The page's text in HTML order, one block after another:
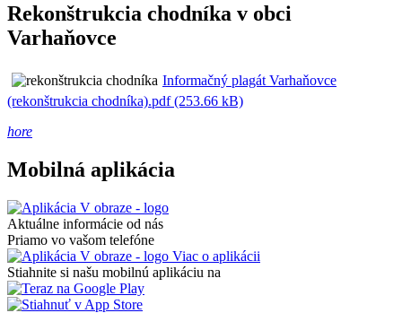
Rekonštrukcia chodníka v obci
Varhaňovce
Informačný plagát Varhaňovce
(rekonštrukcia chodníka).pdf (253.66 kB)
hore
Mobilná aplikácia
Aktuálne informácie od nás
Priamo vo vašom telefóne
Viac o aplikácii
Stiahnite si našu mobilnú aplikáciu na